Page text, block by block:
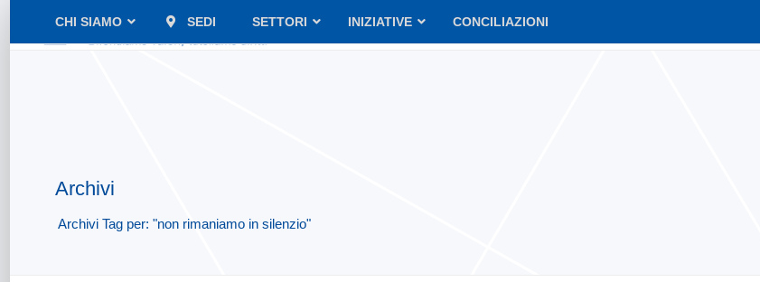
CHI SIAMO SEDI SETTORI INIZIATIVE CONCILIAZIONI
Archivi
Archivi Tag per: "non rimaniamo in silenzio"